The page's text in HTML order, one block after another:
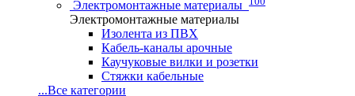
Электромонтажные материалы
Электромонтажные материалы
Изолента из ПВХ
Кабель-каналы арочные
Каучуковые вилки и розетки
Стяжки кабельные
...Все категории